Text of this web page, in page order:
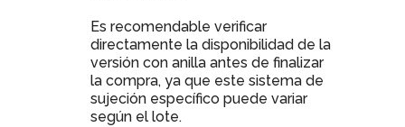
Es recomendable verificar
directamente la disponibilidad de la
versión con anilla antes de finalizar
la compra, ya que este sistema de
sujeción específico puede variar
según el lote.